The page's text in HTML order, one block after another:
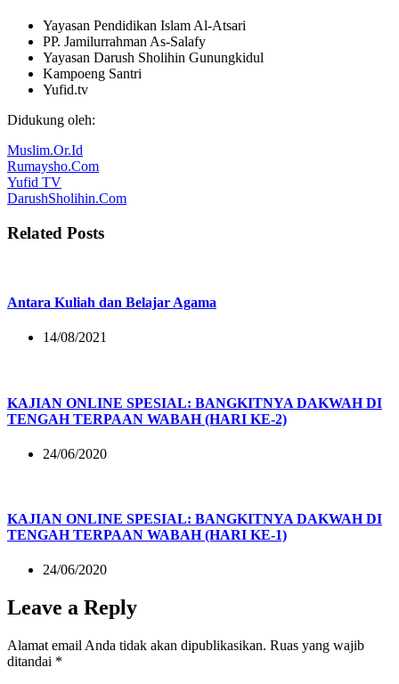
Yayasan Pendidikan Islam Al-Atsari
PP. Jamilurrahman As-Salafy
Yayasan Darush Sholihin Gunungkidul
Kampoeng Santri
Yufid.tv
Didukung oleh:
Muslim.Or.Id
Rumaysho.Com
Yufid TV
DarushSholihin.Com
Related Posts
Antara Kuliah dan Belajar Agama
14/08/2021
KAJIAN ONLINE SPESIAL: BANGKITNYA DAKWAH DI
TENGAH TERPAAN WABAH (HARI KE-2)
24/06/2020
KAJIAN ONLINE SPESIAL: BANGKITNYA DAKWAH DI
TENGAH TERPAAN WABAH (HARI KE-1)
24/06/2020
Leave a Reply
Alamat email Anda tidak akan dipublikasikan. Ruas yang wajib
ditandai *